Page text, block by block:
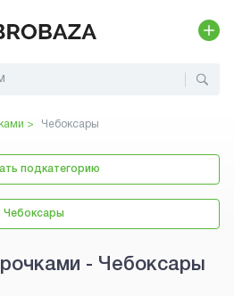
> Чебоксары
подкатегорию
Чебоксары
- Чебоксары